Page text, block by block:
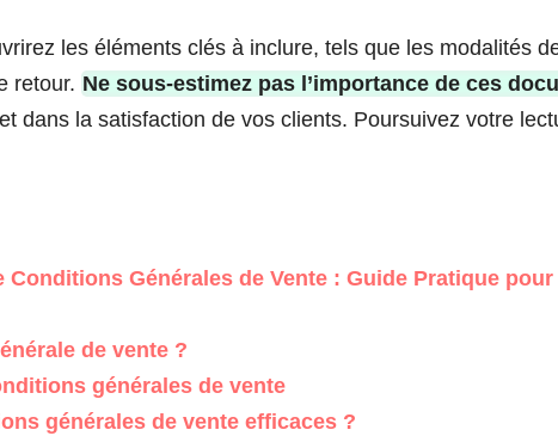
les éléments clés à inclure, tels que les modalités
retour. Ne sous-estimez pas l’importance de ces
dans la satisfaction de vos clients. Poursuivez votre
Conditions Générales de Vente : Guide Pratique pour
de vente ?
générales de vente
générales de vente efficaces ?